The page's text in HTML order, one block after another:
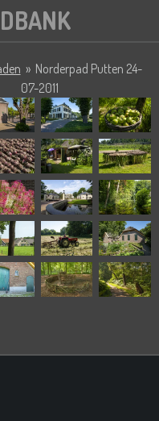
» Norderpad Putten 24-
07-2011